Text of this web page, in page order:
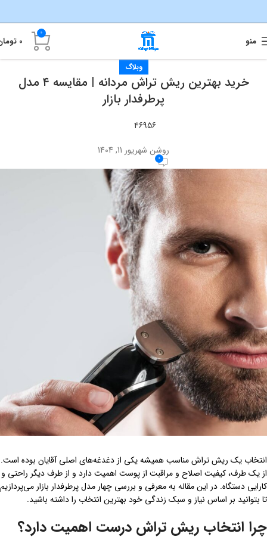
منو
0
0
وبلاگ
خرید بهترین ریش تراش مردانه | مقایسه ۴ مدل
پرطرفدار بازار
46956
روشن شهریور 11, 1404
0
انتخاب یک ریش تراش مناسب همیشه یکی از دغدغه‌های اصلی آقایان بوده است.
از یک طرف، کیفیت اصلاح و مراقبت از پوست اهمیت دارد و از طرف دیگر راحتی و
کارایی دستگاه. در این مقاله به معرفی و بررسی چهار مدل پرطرفدار بازار می‌پردازیم
تا بتوانید بر اساس نیاز و سبک زندگی خود بهترین انتخاب را داشته باشید.
چرا انتخاب ریش تراش درست اهمیت دارد؟